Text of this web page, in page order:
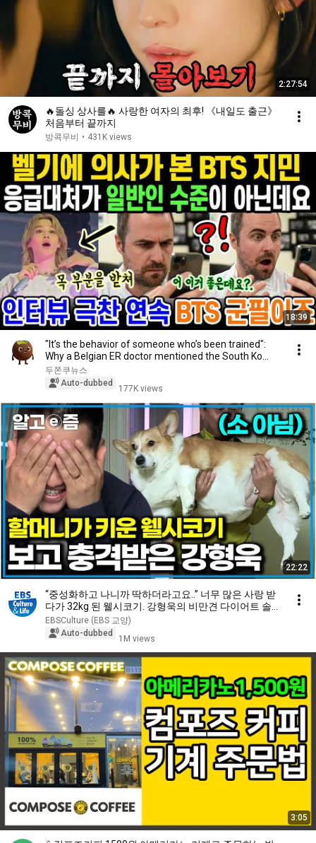
2:27:54
🔥돌싱 상사를🔥 사랑한 여자의 최후! 《내일도 출근》
처음부터 끝까지
방콕무비 • 431K views
18:39
"It’s the behavior of someone who’s been trained":
Why a Belgian ER doctor mentioned the South Ko...
두쫀쿠뉴스
Auto-dubbed
177K views
22:22
“중성화하고 나니까 딱하더라고요..” 너무 많은 사랑 받
다가 32kg 된 웰시코기. 강형욱의 비만견 다이어트 솔루
션｜세상에 나쁜 개는 없다｜알고e즘
EBSCulture (EBS 교양)
Auto-dubbed
1M views
3:05